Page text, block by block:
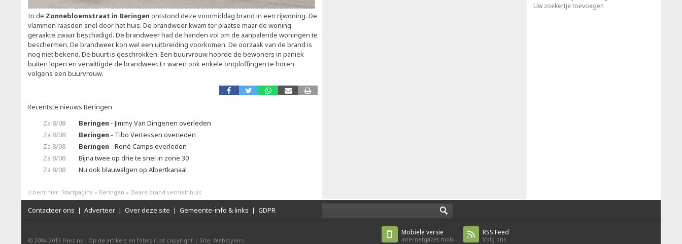
In de Zonnebloemstraat in Beringen ontstond deze voormiddag brand in een rijwoning. De
vlammen raasden snel door het huis. De brandweer kwam ter plaatse maar de woning
geraakte zwaar beschadigd. De brandweer had de handen vol om de aanpalende woningen te
beschermen. De brandweer kon wel een uitbreiding voorkomen. De oorzaak van de brand is
nog niet bekend. De buurt is geschrokken. Een buurvrouw hoorde de bewoners in paniek
buiten lopen en verwittigde de brandweer. Er waren ook enkele ontploffingen te horen
volgens een buurvrouw.
Recentste nieuws Beringen
Za 8/08
Beringen - Jimmy Van Dingenen overleden
Za 8/08
Beringen - Tibo Vertessen overieden
Za 8/08
Beringen - René Camps overleden
Za 8/08
Bijna twee op drie te snel in zone 30
Za 8/08
Nu ook blauwalgen op Albertkanaal
Uw zoekertje toevoegen
U bent hier: Startpagina » Beringen » Zware brand vernielt huis
Contacteer ons | Adverteer | Over deze site | Gemeente-info & links | GDPR
© 2004-2013 Faes nv - Op de artikels en foto’s rust copyright | Site: Webstylers
RSS Feed
Volg ons
Mobiele versie
internetgazet.mobi